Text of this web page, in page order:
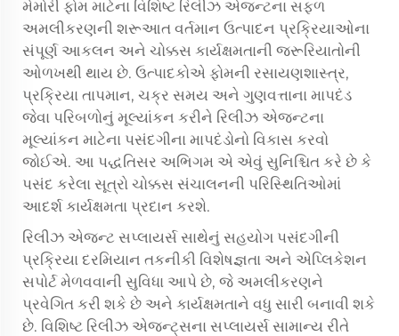
મેમોરી ફોમ માટેના વિશિષ્ટ રિલીઝ એજન્ટના સફળ
અમલીકરણની શરૂઆત વર્તમાન ઉત્પાદન પ્રક્રિયાઓના
સંપૂર્ણ આકલન અને ચોક્કસ કાર્યક્ષમતાની જરૂરિયાતોની
ઓળખથી થાય છે. ઉત્પાદકોએ ફોમની રસાયણશાસ્ત્ર,
પ્રક્રિયા તાપમાન, ચક્ર સમય અને ગુણવત્તાના માપદંડ
જેવા પરિબળોનું મૂલ્યાંકન કરીને રિલીઝ એજન્ટના
મૂલ્યાંકન માટેના પસંદગીના માપદંડોનો વિકાસ કરવો
જોઈએ. આ પદ્ધતિસર અભિગમ એ એવું સુનિશ્ચિત કરે છે કે
પસંદ કરેલા સૂત્રો ચોક્કસ સંચાલનની પરિસ્થિતિઓમાં
આદર્શ કાર્યક્ષમતા પ્રદાન કરશે.
રિલીઝ એજન્ટ સપ્લાયર્સ સાથેનું સહયોગ પસંદગીની
પ્રક્રિયા દરમિયાન તકનીકી વિશેષજ્ઞતા અને એપ્લિકેશન
સપોર્ટ મેળવવાની સુવિધા આપે છે, જે અમલીકરણને
પ્રવેગિત કરી શકે છે અને કાર્યક્ષમતાને વધુ સારી બનાવી શકે
છે. વિશિષ્ટ રિલીઝ એજન્ટ્સના સપ્લાયર્સ સામાન્ય રીતે